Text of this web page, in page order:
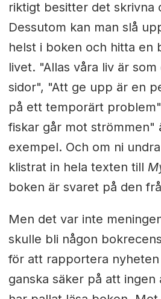
riktigt besitter det skrivna
Dessutom kan man slå
helst i boken och hitta en
livet. "Allas våra liv är
sidor", "Att ge upp är en
på ett temporärt
fiskar går mot strömmen"
exempel. Och om ni
klistrat in hela texten till
boken är svaret på den
Men det var inte
skulle bli någon
för att rapportera
ganska säker på att ingen